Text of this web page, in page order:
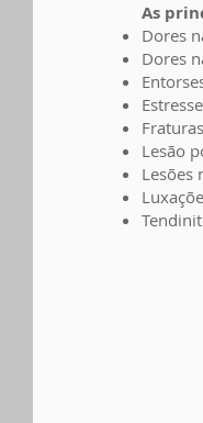
As
Dores
Dores
Lesão
Lesões